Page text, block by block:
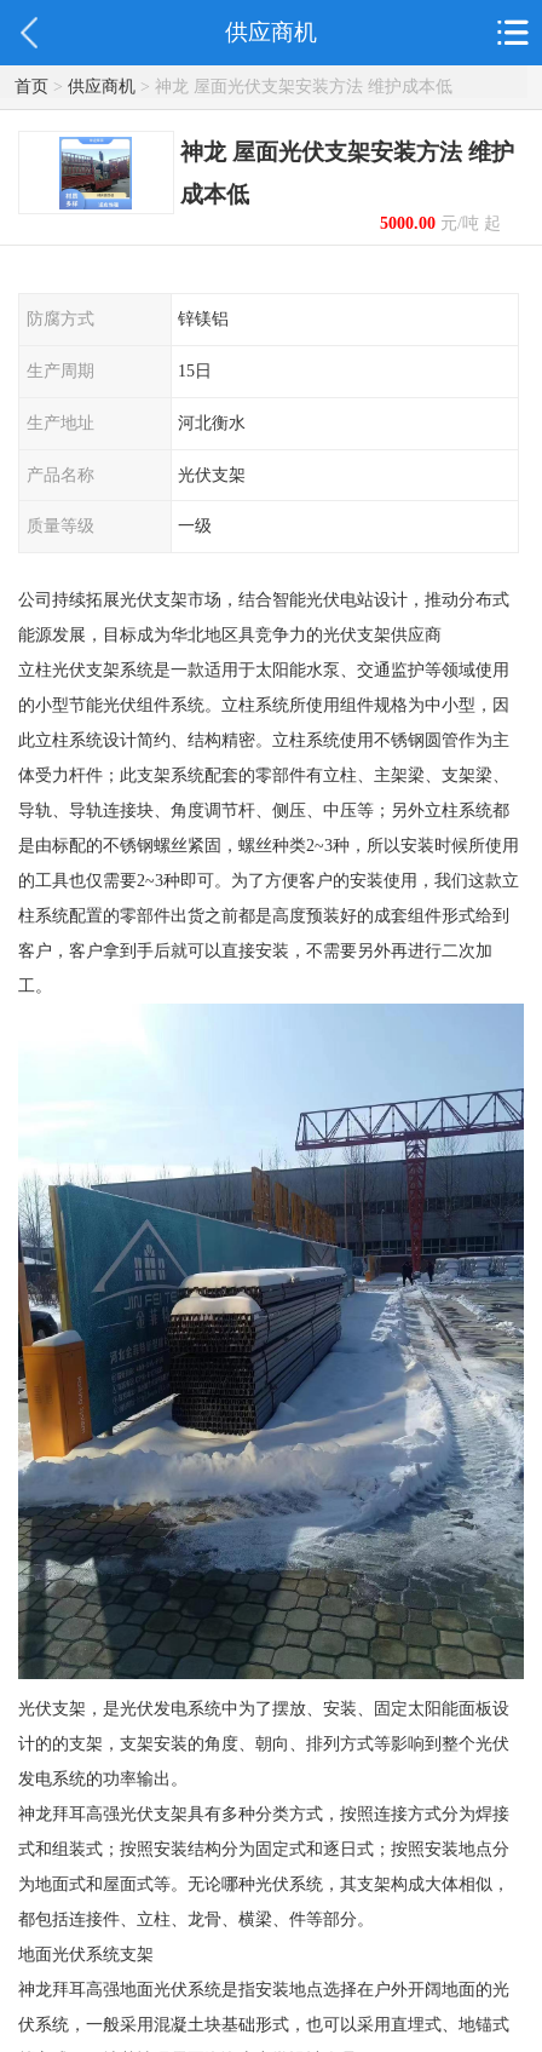
供应商机
首页> 供应商机> 神龙 屋面光伏支架安装方法 维护成本低
神龙 屋面光伏支架安装方法 维护
成本低
5000.00元/吨 起
防腐方式 锌镁铝
生产周期 15日
生产地址 河北衡水
产品名称 光伏支架
质量等级 一级
公司持续拓展光伏支架市场，结合智能光伏电站设计，推动分布式
能源发展，目标成为华北地区具竞争力的光伏支架供应商
立柱光伏支架系统是一款适用于太阳能水泵、交通监护等领域使用
的小型节能光伏组件系统。立柱系统所使用组件规格为中小型，因
此立柱系统设计简约、结构精密。立柱系统使用不锈钢圆管作为主
体受力杆件；此支架系统配套的零部件有立柱、主架梁、支架梁、
导轨、导轨连接块、角度调节杆、侧压、中压等；另外立柱系统都
是由标配的不锈钢螺丝紧固，螺丝种类2~3种，所以安装时候所使用
的工具也仅需要2~3种即可。为了方便客户的安装使用，我们这款立
柱系统配置的零部件出货之前都是高度预装好的成套组件形式给到
客户，客户拿到手后就可以直接安装，不需要另外再进行二次加
工。
光伏支架，是光伏发电系统中为了摆放、安装、固定太阳能面板设
计的的支架，支架安装的角度、朝向、排列方式等影响到整个光伏
发电系统的功率输出。
神龙拜耳高强光伏支架具有多种分类方式，按照连接方式分为焊接
式和组装式；按照安装结构分为固定式和逐日式；按照安装地点分
为地面式和屋面式等。无论哪种光伏系统，其支架构成大体相似，
都包括连接件、立柱、龙骨、横梁、件等部分。
地面光伏系统支架
神龙拜耳高强地面光伏系统是指安装地点选择在户外开阔地面的光
伏系统，一般采用混凝土块基础形式，也可以采用直埋式、地锚式